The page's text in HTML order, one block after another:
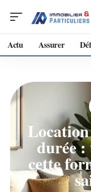
Actu Assurer
durée
cette